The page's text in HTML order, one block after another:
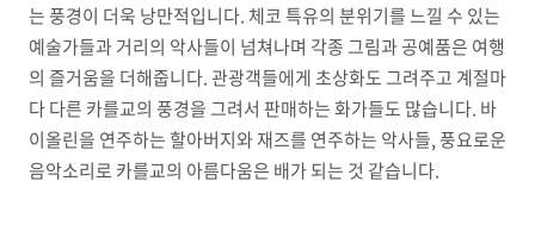
는 풍경이 더욱 낭만적입니다. 체코 특유의 분위기를 느낄 수 있는
예술가들과 거리의 악사들이 넘쳐나며 각종 그림과 공예품은 여행
의 즐거움을 더해줍니다. 관광객들에게 초상화도 그려주고 계절마
다 다른 카를교의 풍경을 그려서 판매하는 화가들도 많습니다. 바
이올린을 연주하는 할아버지와 재즈를 연주하는 악사들, 풍요로운
음악소리로 카를교의 아름다움은 배가 되는 것 같습니다.